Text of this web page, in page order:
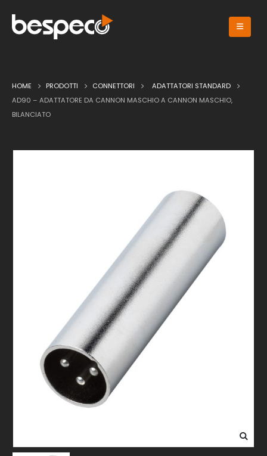
HOME PRODOTTI CONNETTORI
ADATTATORI STANDARD
AD90 – ADATTATORE DA CANNON MASCHIO A CANNON MASCHIO,
BILANCIATO